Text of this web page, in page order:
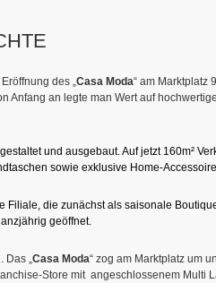
des „ Casa Moda“ am Marktplatz
Anfang an legte man Wert auf
und ausgebaut. Auf jetzt 160m²
sowie exklusive Home-
Filiale, die zunächst als saisonale
geöffnet.
„ Casa Moda“ zog am Marktplatz um
Store mit angeschlossenem Multi